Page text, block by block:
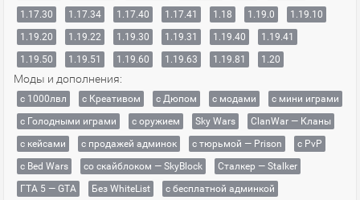
1.17.30
1.17.34 1.17.40 1.17.41 1.18 1.19.0
1.19.10
1.19.20
1.19.22 1.19.30 1.19.31 1.19.40
1.19.41
1.19.50
1.19.51 1.19.60 1.19.63 1.19.81 1.20
Моды и дополнения:
с 1000лвл c Креативом с Дюпом с модами
с мини играми
с Голодными играми
с оружием Sky Wars
ClanWar — Кланы
с кейсами
с продажей админок с тюрьмой — Prison
с PvP
с Bed Wars
со скайблоком — SkyBlock
Сталкер — Stalker
ГТА 5 — GTA
Без WhiteList
с бесплатной админкой